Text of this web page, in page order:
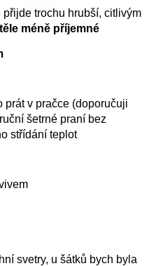
přijde trochu hrubší, citlivým
méně příjemné
prát v pračce (doporučuji
šetrné praní bez
střídání teplot
svetry, u šátků bych byla